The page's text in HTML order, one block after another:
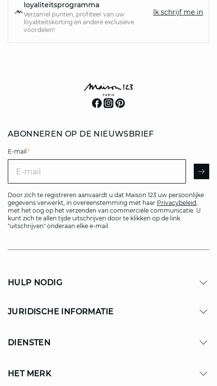
loyaliteitsprogramma
Verzamel punten, profiteer van uw
loyaliteitskorting en andere exclusieve
voordelen!
Ik schrijf me in
ABONNEREN OP DE NIEUWSBRIEF
E-mail *
Door zich te registreren aanvaardt u dat Maison 123 uw persoonlijke
gegevens verwerkt, in overeenstemming met haar Privacybeleid,
met het oog op het verzenden van commerciële communicatie. U
kunt zich te allen tijde uitschrijven door te klikken op de link
"uitschrijven" onderaan elke e-mail.
HULP NODIG
JURIDISCHE INFORMATIE
DIENSTEN
HET MERK